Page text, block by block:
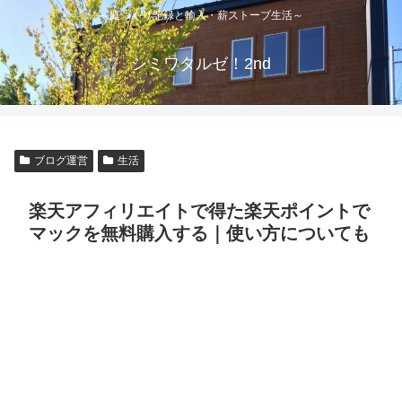
～庭づくり記録と輸入・薪ストーブ生活～
シミワタルゼ！2nd
ブログ運営 生活
楽天アフィリエイトで得た楽天ポイントで
マックを無料購入する｜使い方についても